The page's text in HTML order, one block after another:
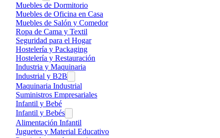
Muebles de Dormitorio
Muebles de Oficina en Casa
Muebles de Salón y Comedor
Ropa de Cama y Textil
Seguridad para el Hogar
Hostelería y Packaging
Hostelería y Restauración
Industria y Maquinaria
Industrial y B2B
Maquinaria Industrial
Suministros Empresariales
Infantil y Bebé
Infantil y Bebés
Alimentación Infantil
Juguetes y Material Educativo